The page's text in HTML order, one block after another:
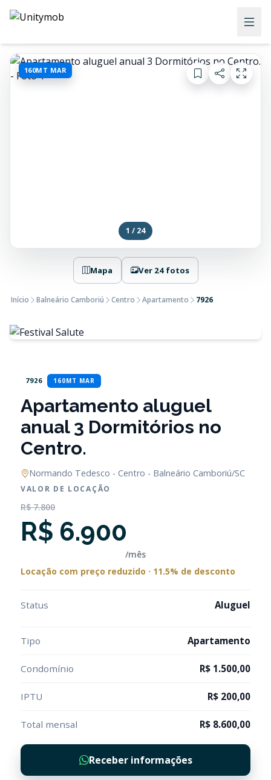
160MT MAR
1 / 24
Mapa Ver 24 fotos
Início Balneário Camboriú Centro Apartamento 7926
7926 160MT MAR
Apartamento aluguel
anual 3 Dormitórios no
Centro.
Normando Tedesco - Centro - Balneário Camboriú/SC
VALOR DE LOCAÇÃO
R$ 7.800
R$ 6.900
/mês
Locação com preço reduzido · 11.5% de desconto
Status Aluguel
Tipo Apartamento
Condomínio R$ 1.500,00
IPTU R$ 200,00
Total mensal R$ 8.600,00
Receber informações